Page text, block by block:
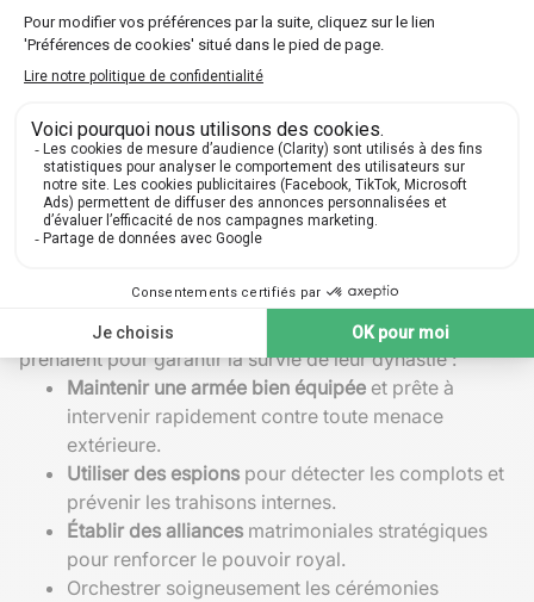
permettait de sceller des pactes de non-agression et
d'obtenir des soutiens précieux.
Le célèbre mariage de Ramsès II avec une princesse
hittite après la bataille de Kadesh est un excellent
exemple de diplomatie nuptiale. Cette union scella une
alliance durable entre deux anciennes puissances
rivales et ouvrit la voie à une longue période de paix
relative.
suprématie dynastique
Voici quelques mesures concrètes que les pharaons
prenaient pour garantir la survie de leur dynastie :
Maintenir une armée bien équipée et prête à
intervenir rapidement contre toute menace
extérieure.
Utiliser des espions pour détecter les complots et
prévenir les trahisons internes.
Établir des alliances matrimoniales stratégiques
pour renforcer le pouvoir royal.
Orchestrer soigneusement les cérémonies